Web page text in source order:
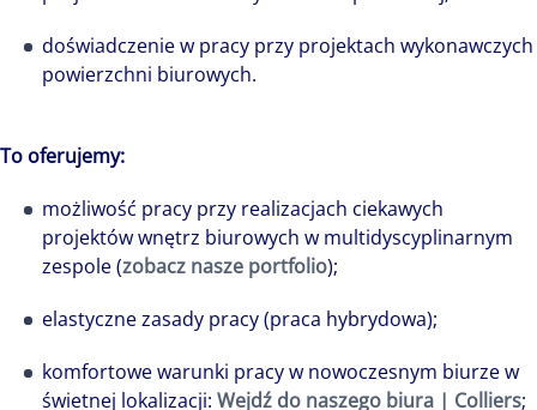
doświadczenie w pracy przy projektach wykonawczych
powierzchni biurowych.
To oferujemy:
możliwość pracy przy realizacjach ciekawych
projektów wnętrz biurowych w multidyscyplinarnym
zespole (zobacz nasze portfolio);
elastyczne zasady pracy (praca hybrydowa);
komfortowe warunki pracy w nowoczesnym biurze w
świetnej lokalizacji: Wejdź do naszego biura | Colliers;
stanowią największe bogactwo i stoją za
sukcesem każdej firmy. Niezwykła społeczność
Colliers to niemal pół tysiąca osób pełnych
pasji i zaangażowania. Każdy wnosi do firmy
historię, a razem tworzymy, komplementarną,
różnorodną, pełną potencjału całość i wspólnie
piszemy jej nowe rozdziały, kształtując naszą